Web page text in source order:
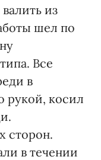
из
шел по
Все
в
рукой, косил
сторон.
в течении